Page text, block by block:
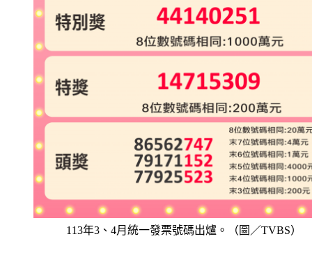
113年3、4月統一發票號碼出爐。（圖／TVBS）